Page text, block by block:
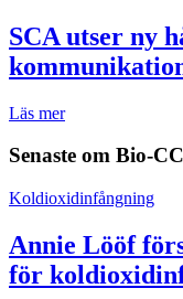
SCA utser ny
Läs mer
Senaste om Bio-
Koldioxidinfångning
Annie Lööf
för